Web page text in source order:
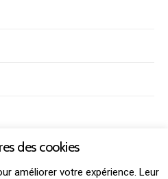
des cookies
améliorer votre expérience. Leur